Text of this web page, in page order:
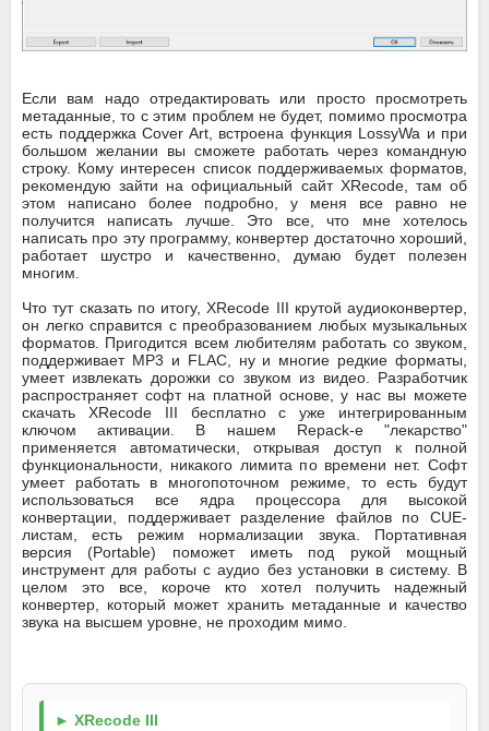
Если вам надо отредактировать или просто просмотреть
метаданные, то с этим проблем не будет, помимо просмотра
есть поддержка Cover Art, встроена функция LossyWa и при
большом желании вы сможете работать через командную
строку. Кому интересен список поддерживаемых форматов,
рекомендую зайти на официальный сайт XRecode, там об
этом написано более подробно, у меня все равно не
получится написать лучше. Это все, что мне хотелось
написать про эту программу, конвертер достаточно хороший,
работает шустро и качественно, думаю будет полезен
многим.
Что тут сказать по итогу, XRecode III крутой аудиоконвертер,
он легко справится с преобразованием любых музыкальных
форматов. Пригодится всем любителям работать со звуком,
поддерживает MP3 и FLAC, ну и многие редкие форматы,
умеет извлекать дорожки со звуком из видео. Разработчик
распространяет софт на платной основе, у нас вы можете
скачать XRecode III бесплатно с уже интегрированным
ключом активации. В нашем Repack-е "лекарство"
применяется автоматически, открывая доступ к полной
функциональности, никакого лимита по времени нет. Софт
умеет работать в многопоточном режиме, то есть будут
использоваться все ядра процессора для высокой
конвертации, поддерживает разделение файлов по CUE-
листам, есть режим нормализации звука. Портативная
версия (Portable) поможет иметь под рукой мощный
инструмент для работы с аудио без установки в систему. В
целом это все, короче кто хотел получить надежный
конвертер, который может хранить метаданные и качество
звука на высшем уровне, не проходим мимо.
► XRecode III